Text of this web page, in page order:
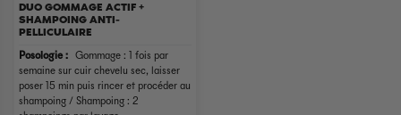
DUO GOMMAGE ACTIF +
SHAMPOING ANTI-
PELLICULAIRE
Posologie :
Gommage : 1 fois par
semaine sur cuir chevelu sec, laisser
poser 15 min puis rincer et procéder au
shampoing / Shampoing : 2